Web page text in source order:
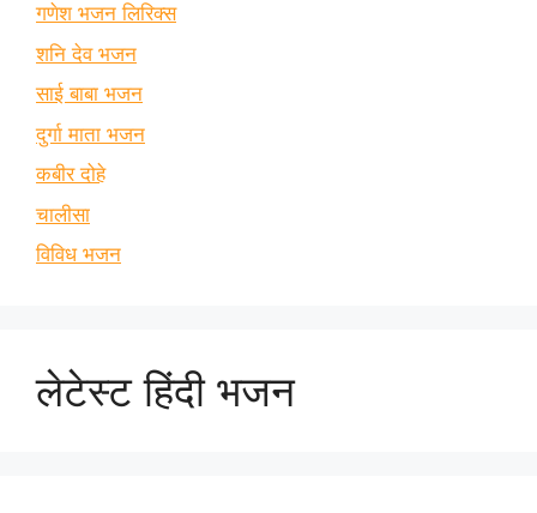
गणेश भजन लिरिक्स
शनि देव भजन
साई बाबा भजन
दुर्गा माता भजन
कबीर दोहे
चालीसा
विविध भजन
लेटेस्ट हिंदी भजन